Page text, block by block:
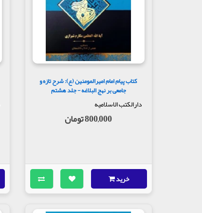
کتاب پیام امام امیرالمومنین (ع): شرح تازه و
جامعی بر نهج البلاغه - جلد هشتم
دارالکتب الاسلامیه
800,000 تومان
خرید